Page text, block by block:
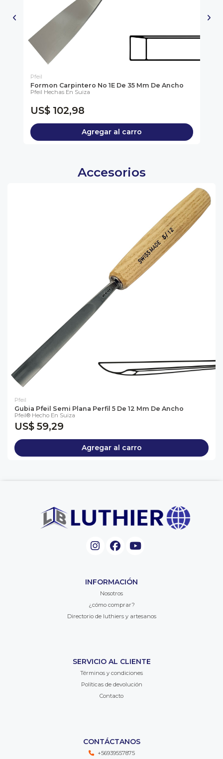
Pfeil
Formon Carpintero No 1E De 35 Mm De Ancho
Pfeil Hechas En Suiza
US$ 102,98
Agregar al carro
Accesorios
Pfeil
Gubia Pfeil Semi Plana Perfil 5 De 12 Mm De Ancho
Pfeil® Hecho En Suiza
US$ 59,29
Agregar al carro
INFORMACIÓN
Nosotros
¿cómo comprar?
Directorio de luthiers y artesanos
SERVICIO AL CLIENTE
Términos y condiciones
Políticas de devolución
Contacto
CONTÁCTANOS
+56939557875